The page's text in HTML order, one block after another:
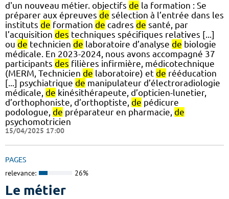
d'un nouveau métier. objectifs de la formation : Se
préparer aux épreuves de sélection à l’entrée dans les
instituts de formation de cadres de santé, par
l’acquisition des techniques spécifiques relatives [...]
ou de technicien de laboratoire d’analyse de biologie
médicale. En 2023-2024, nous avons accompagné 37
participants des filières infirmière, médicotechnique
(MERM, Technicien de laboratoire) et de rééducation
[...] psychiatrique de manipulateur d’électroradiologie
médicale, de kinésithérapeute, d’opticien-lunetier,
d’orthophoniste, d’orthoptiste, de pédicure
podologue, de préparateur en pharmacie, de
psychomotricien
15/04/2025 17:00
PAGES
relevance: 26%
Le métier